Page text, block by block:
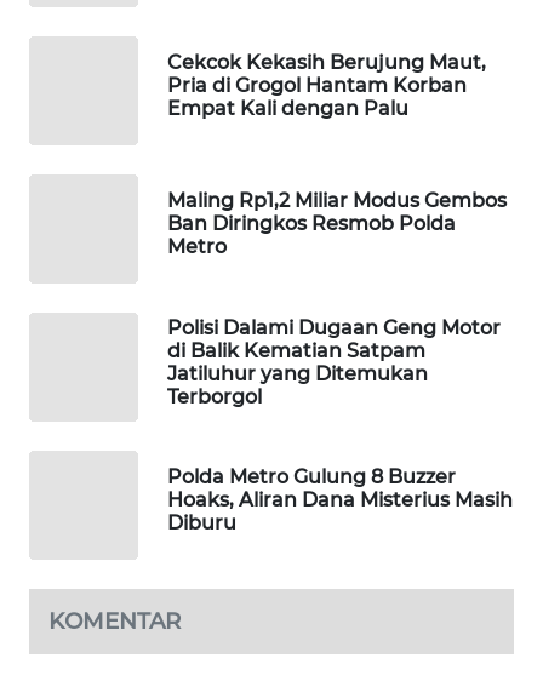
Cekcok Kekasih Berujung Maut,
Pria di Grogol Hantam Korban
Empat Kali dengan Palu
Maling Rp1,2 Miliar Modus Gembos
Ban Diringkos Resmob Polda
Metro
Polisi Dalami Dugaan Geng Motor
di Balik Kematian Satpam
Jatiluhur yang Ditemukan
Terborgol
Polda Metro Gulung 8 Buzzer
Hoaks, Aliran Dana Misterius Masih
Diburu
KOMENTAR
WAHANA
PERSONA
WAHANA
DESA
WISATA